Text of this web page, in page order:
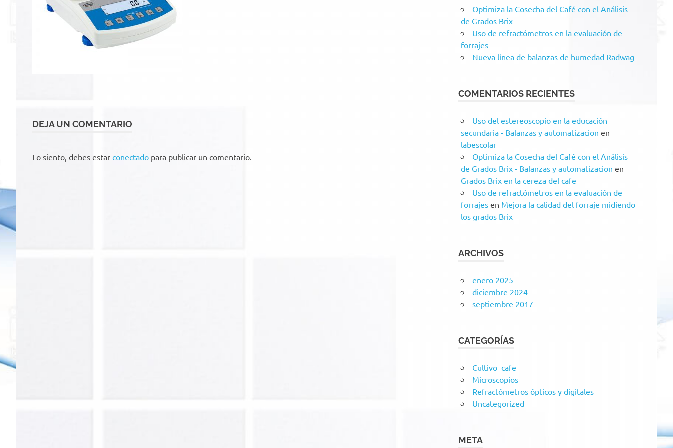
DEJA UN COMENTARIO
Lo siento, debes estar conectado para publicar un comentario.
Optimiza la Cosecha del Café con el Análisis
de Grados Brix
Uso de refractómetros en la evaluación de
forrajes
Nueva línea de balanzas de humedad Radwag
COMENTARIOS RECIENTES
Uso del estereoscopio en la educación
secundaria - Balanzas y automatizacion en
labescolar
Optimiza la Cosecha del Café con el Análisis
de Grados Brix - Balanzas y automatizacion en
Grados Brix en la cereza del cafe
Uso de refractómetros en la evaluación de
forrajes en Mejora la calidad del forraje midiendo
los grados Brix
ARCHIVOS
enero 2025
diciembre 2024
septiembre 2017
CATEGORÍAS
Cultivo_cafe
Microscopios
Refractómetros ópticos y digitales
Uncategorized
META